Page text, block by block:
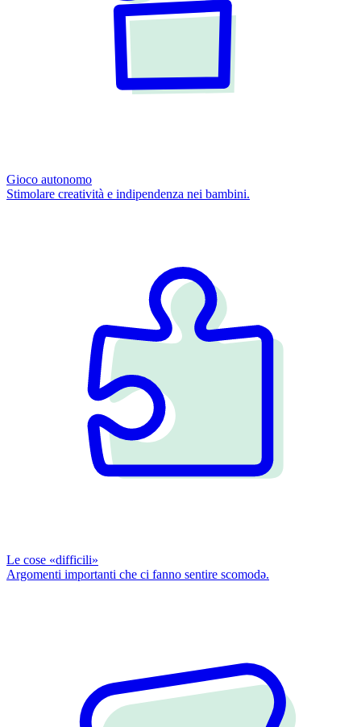
Gioco autonomo
Stimolare creatività e indipendenza nei bambini.
Le cose «difficili»
Argomenti importanti che ci fanno sentire scomodǝ.